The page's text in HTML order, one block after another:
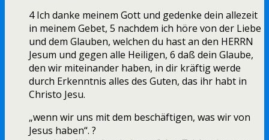
4 Ich danke meinem Gott und gedenke dein allezeit
in meinem Gebet, 5 nachdem ich höre von der Liebe
und dem Glauben, welchen du hast an den HERRN
Jesum und gegen alle Heiligen, 6 daß dein Glaube,
den wir miteinander haben, in dir kräftig werde
durch Erkenntnis alles des Guten, das ihr habt in
Christo Jesu.
„wenn wir uns mit dem beschäftigen, was wir von
Jesus haben“. ?